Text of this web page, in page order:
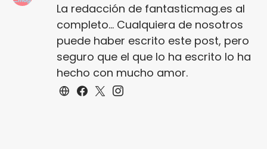
La redacción de fantasticmag.es al
completo... Cualquiera de nosotros
puede haber escrito este post, pero
seguro que el que lo ha escrito lo ha
hecho con mucho amor.